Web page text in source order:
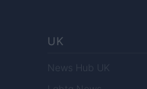
UK
News Hub UK